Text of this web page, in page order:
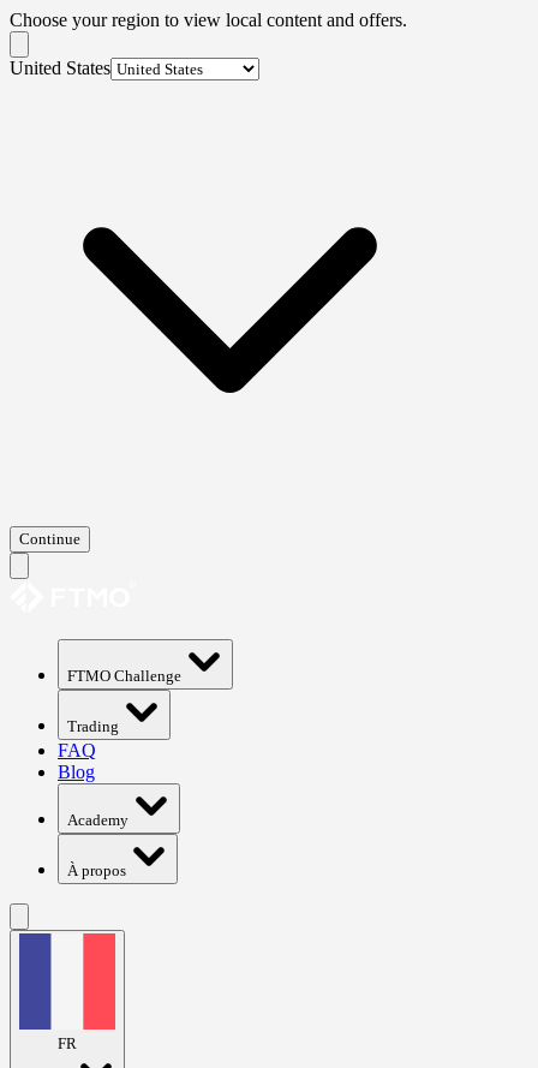
Choose your region to view local content and offers.
United States
Continue
FTMO Challenge
Trading
FAQ
Blog
Academy
À propos
FR